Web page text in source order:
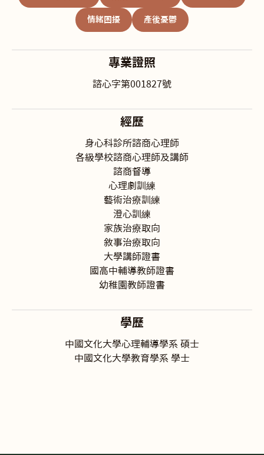
情緒困擾 產後憂鬱
專業證照
諮心字第001827號
經歷
身心科診所諮商心理師
各級學校諮商心理師及講師
諮商督導
心理劇訓練
藝術治療訓練
澄心訓練
家族治療取向
敘事治療取向
大學講師證書
國高中輔導教師證書
幼稚園教師證書
學歷
中國文化大學心理輔導學系 碩士
中國文化大學教育學系 學士